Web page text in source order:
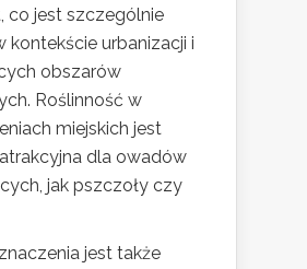
co jest szczególnie
kontekście urbanizacji i
obszarów
Roślinność w
miejskich jest
dla owadów
jak pszczoły czy
jest także